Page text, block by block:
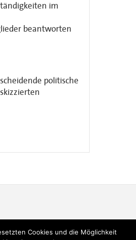
im
beantworten
politische
Cookies und die Möglichkeit